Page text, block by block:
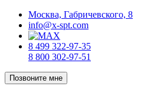
Москва, Габричевского, 8
info@x-spt.com
8 499 322-97-35
8 800 302-97-51
Позвоните мне